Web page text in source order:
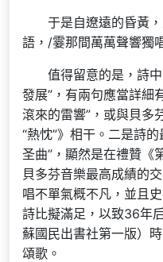
于是自遼遠的昏黃
語，/霎那間萬萬聲響獨
值得留意的是，詩
發展”，有兩句應當詳細
滾來的雷響”，或與貝多
“熱忱”》相干。二是詩
圣曲”，顯然是在禮贊《
貝多芬音樂最高成績的
唱不單氣概不凡，並且
詩比擬滿足，以致36年
蘇國民出書社第一版）
頌歌。